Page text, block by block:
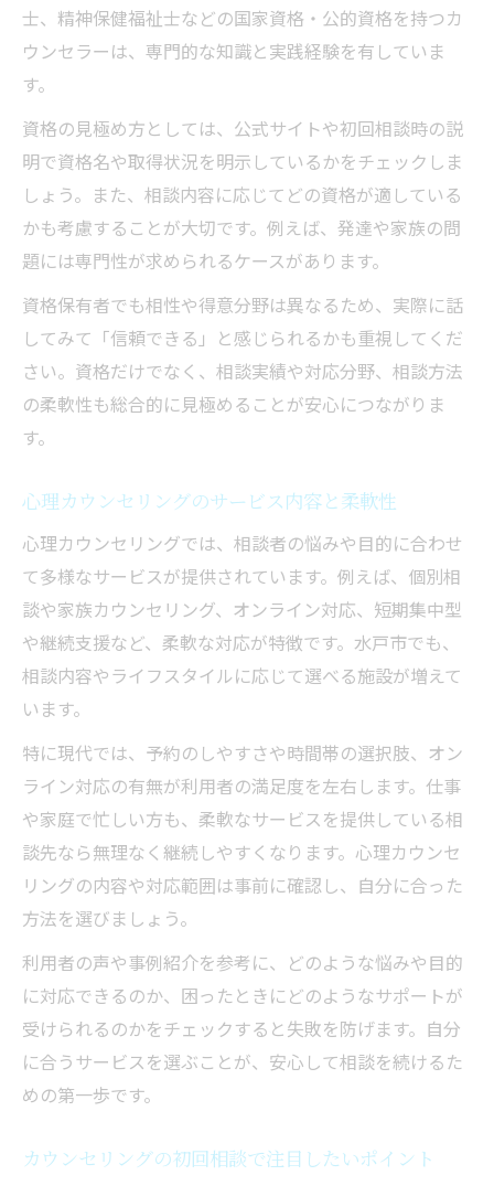
士、精神保健福祉士などの国家資格・公的資格を持つカ
ウンセラーは、専門的な知識と実践経験を有していま
す。
資格の見極め方としては、公式サイトや初回相談時の説
明で資格名や取得状況を明示しているかをチェックしま
しょう。また、相談内容に応じてどの資格が適している
かも考慮することが大切です。例えば、発達や家族の問
題には専門性が求められるケースがあります。
資格保有者でも相性や得意分野は異なるため、実際に話
してみて「信頼できる」と感じられるかも重視してくだ
さい。資格だけでなく、相談実績や対応分野、相談方法
の柔軟性も総合的に見極めることが安心につながりま
す。
心理カウンセリングのサービス内容と柔軟性
心理カウンセリングでは、相談者の悩みや目的に合わせ
て多様なサービスが提供されています。例えば、個別相
談や家族カウンセリング、オンライン対応、短期集中型
や継続支援など、柔軟な対応が特徴です。水戸市でも、
相談内容やライフスタイルに応じて選べる施設が増えて
います。
特に現代では、予約のしやすさや時間帯の選択肢、オン
ライン対応の有無が利用者の満足度を左右します。仕事
や家庭で忙しい方も、柔軟なサービスを提供している相
談先なら無理なく継続しやすくなります。心理カウンセ
リングの内容や対応範囲は事前に確認し、自分に合った
方法を選びましょう。
利用者の声や事例紹介を参考に、どのような悩みや目的
に対応できるのか、困ったときにどのようなサポートが
受けられるのかをチェックすると失敗を防げます。自分
に合うサービスを選ぶことが、安心して相談を続けるた
めの第一歩です。
カウンセリングの初回相談で注目したいポイント